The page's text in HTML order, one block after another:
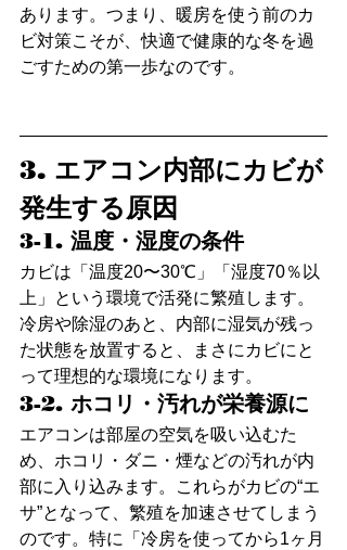
あります。つまり、暖房を使う前のカ
ビ対策こそが、快適で健康的な冬を過
ごすための第一歩なのです。
3. エアコン内部にカビが
発生する原因
3-1. 温度・湿度の条件
カビは「温度20〜30℃」「湿度70％以
上」という環境で活発に繁殖します。
冷房や除湿のあと、内部に湿気が残っ
た状態を放置すると、まさにカビにと
って理想的な環境になります。
3-2. ホコリ・汚れが栄養源に
エアコンは部屋の空気を吸い込むた
め、ホコリ・ダニ・煙などの汚れが内
部に入り込みます。これらがカビの“エ
サ”となって、繁殖を加速させてしまう
のです。特に「冷房を使ってから1ヶ月